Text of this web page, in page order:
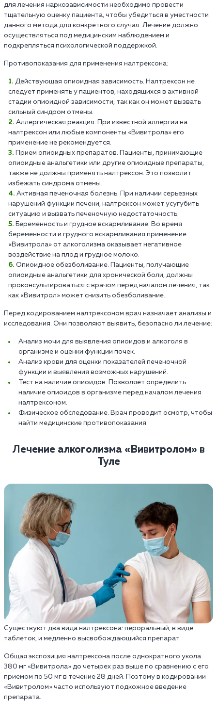
для лечения наркозависимости необходимо провести
тщательную оценку пациента, чтобы убедиться в уместности
данного метода для конкретного случая. Лечение должно
осуществляться под медицинским наблюдением и
подкрепляться психологической поддержкой.
Противопоказания для применения налтрексона:
Действующая опиоидная зависимость. Налтрексон не
следует применять у пациентов, находящихся в активной
стадии опиоидной зависимости, так как он может вызвать
сильный синдром отмены.
Аллергическая реакция. При известной аллергии на
налтрексон или любые компоненты «Вивитрола» его
применение не рекомендуется.
Прием опиоидных препаратов. Пациенты, принимающие
опиоидные анальгетики или другие опиоидные препараты,
также не должны применять налтрексон. Это позволит
избежать синдрома отмены.
Активная печеночная болезнь. При наличии серьезных
нарушений функции печени, налтрексон может усугубить
ситуацию и вызвать печеночную недостаточность.
Беременность и грудное вскармливание. Во время
беременности и грудного вскармливания применение
«Вивитрола» от алкоголизма оказывает негативное
воздействие на плод и грудное молоко.
Опиоидное обезболивание. Пациенты, получающие
опиоидные анальгетики для хронической боли, должны
проконсультироваться с врачом перед началом лечения, так
как «Вивитрол» может снизить обезболивание.
Перед кодированием налтрексоном врач назначает анализы и
исследования. Они позволяют выявить, безопасно ли лечение:
Анализ мочи для выявления опиоидов и алкоголя в
организме и оценки функции почек.
Анализ крови для оценки показателей печеночной
функции и выявления возможных нарушений.
Тест на наличие опиоидов. Позволяет определить
наличие опиоидов в организме перед началом лечения
налтрексоном.
Физическое обследование. Врач проводит осмотр, чтобы
найти медицинские противопоказания.
Лечение алкоголизма «Вивитролом» в
Туле
Существуют два вида налтрексона: пероральный, в виде
таблеток, и медленно высвобождающийся препарат.
Общая экспозиция налтрексона после однократного укола
380 мг «Вивитрола» до четырех раз выше по сравнению с его
приемом по 50 мг в течение 28 дней. Поэтому в кодировании
«Вивитролом» часто используют подкожное введение
препарата.